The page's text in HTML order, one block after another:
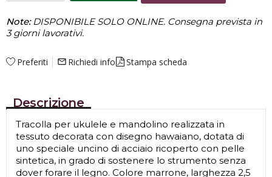
Note:DISPONIBILE SOLO ONLINE. Consegna prevista in
3 giorni lavorativi.
Preferiti mail_outline Richiedi info Stampa scheda
Descrizione
Tracolla per ukulele e mandolino realizzata in
tessuto decorata con disegno hawaiano, dotata di
uno speciale uncino di acciaio ricoperto con pelle
sintetica, in grado di sostenere lo strumento senza
dover forare il legno. Colore marrone, larghezza 2,5